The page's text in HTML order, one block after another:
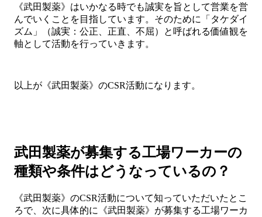
《武田製薬》はいかなる時でも誠実を旨として営業を営
んでいくことを目指しています。そのために「タケダイ
ズム」（誠実：公正、正直、不屈）と呼ばれる価値観を
軸として活動を行っていきます。
以上が《武田製薬》のCSR活動になります。
武田製薬が募集する工場ワーカーの
種類や条件はどうなっているの？
《武田製薬》のCSR活動について知っていただいたとこ
ろで、次に具体的に《武田製薬》が募集する工場ワーカ